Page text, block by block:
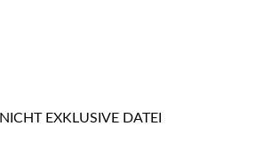
NICHT EXKLUSIVE DATEI